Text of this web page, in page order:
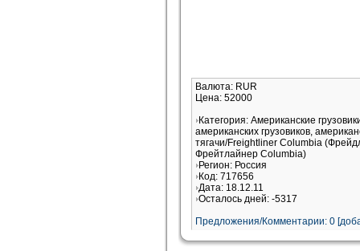
Валюта: RUR
Цена: 52000
Категория: Американские
американских грузовиков,
тягачи/Freightliner Columbia
Фрейтлайнер Columbia)
Регион: Россия
Код: 717656
Дата: 18.12.11
Осталось дней: -5317
Предложения/Комментарии: 0